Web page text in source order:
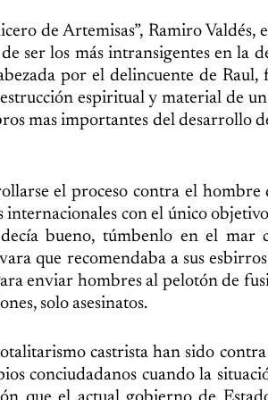
de Artemisas”, Ramiro Valdés,
ser los más intransigentes en la
por el delincuente de Raul,
espiritual y material de un
mas importantes del desarrollo
el proceso contra el hombre
con el único
bueno, túmbenlo en el mar
que recomendaba a sus
enviar hombres al pelotón de
solo asesinatos.
castrista han sido
conciudadanos cuando la